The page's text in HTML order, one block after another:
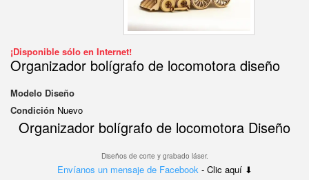
¡Disponible sólo en Internet!
Organizador bolígrafo de locomotora diseño
Modelo Diseño
Condición Nuevo
Organizador bolígrafo de locomotora Diseño
Diseños de corte y grabado láser.
Envíanos un mensaje de Facebook - Clic aquí ⬇